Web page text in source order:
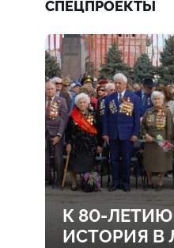
СПЕЦПРОЕКТЫ
К 80-
ИСТОРИЯ В